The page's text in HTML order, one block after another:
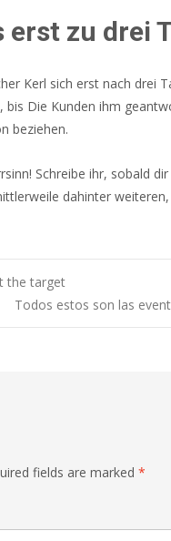
zu drei
Kerl sich erst nach
Die Kunden ihm
beziehen.
Schreibe ihr, sobald
dahinter
the target
Todos estos son las
fields are marked *